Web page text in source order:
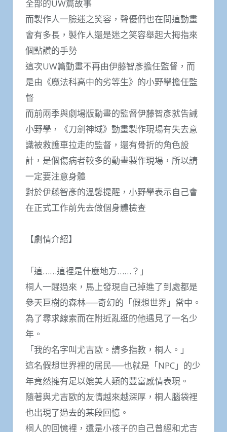
全部的UW篇故事
而製作人一臉迷之笑容，聲優們也在問這動畫
會有多長，製作人還是迷之笑容舉起大拇指來
個點讚的手勢
這次UW篇動畫不再由伊藤智彥擔任監督，而
是由《魔法科高中的劣等生》的小野學擔任監
督
而前兩季與劇場版動畫的監督伊藤智彥就告誡
小野學，《刀劍神域》動畫製作現場有失去意
識被救護車拉走的監督，還有骨折的角色設
計，是個傷病者較多的動畫製作現場，所以請
一定要注意身體
對於伊藤智彥的溫馨提醒，小野學表示自己會
在正式工作前先去做個身體檢查
【劇情介紹】
「這……這裡是什麼地方……？」
桐人一醒過來，馬上發現自己掉進了到處都是
參天巨樹的森林──奇幻的「假想世界」當中。
為了尋求線索而在附近亂逛的他遇見了一名少
年。
「我的名字叫尤吉歐。請多指教，桐人。」
這名假想世界裡的居民──也就是「NPC」的少
年竟然擁有足以媲美人類的豐富感情表現。
隨著與尤吉歐的友情越來越深厚，桐人腦袋裡
也出現了過去的某段回憶。
桐人的回憶裡，還是小孩子的自己曾經和尤吉